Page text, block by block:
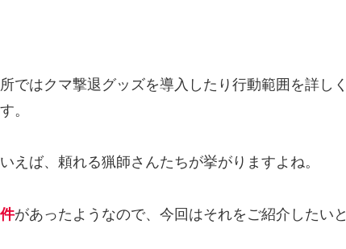
ではクマ撃退グッズを導入したり行動範囲を詳しく
。
えば、頼れる猟師さんたちが挙がりますよね。
があったようなので、今回はそれをご紹介したいと